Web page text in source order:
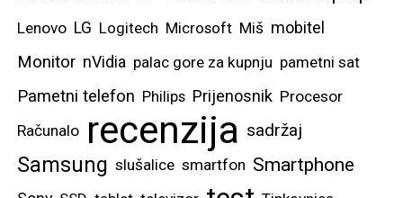
Lenovo LG Logitech Microsoft Miš mobitel
Monitor nVidia palac gore za kupnju pametni sat
Pametni telefon Philips Prijenosnik Procesor
Računalo recenzija sadržaj
Samsung slušalice smartfon Smartphone